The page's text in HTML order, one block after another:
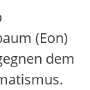
(Eon)
dem